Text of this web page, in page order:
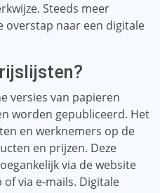
Steeds meer
overstap naar een digitale
versies van papieren
worden gepubliceerd. Het
en werknemers op de
en prijzen. Deze
via de website
via e-mails. Digitale